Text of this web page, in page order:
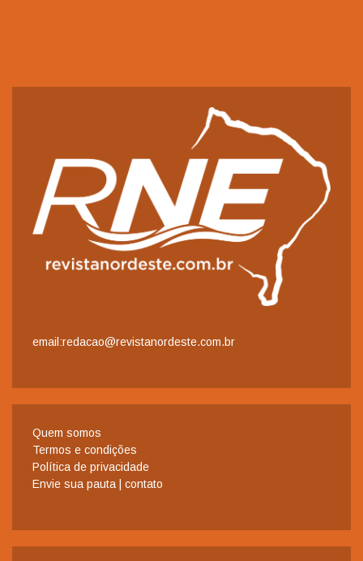
email:redacao@revistanordeste.com.br
Quem somos
Termos e condições
Política de privacidade
Envie sua pauta | contato